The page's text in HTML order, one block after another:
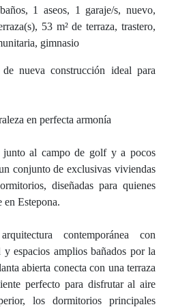
1 aseos, 1 garaje/s, nuevo,
53 m² de terraza, trastero,
gimnasio
nueva construcción ideal para
en perfecta armonía
al campo de golf y a pocos
conjunto de exclusivas viviendas
diseñadas para quienes
en Estepona.
contemporánea con
y espacios amplios bañados por la
abierta conecta con una terraza
perfecto para disfrutar al aire
los dormitorios principales